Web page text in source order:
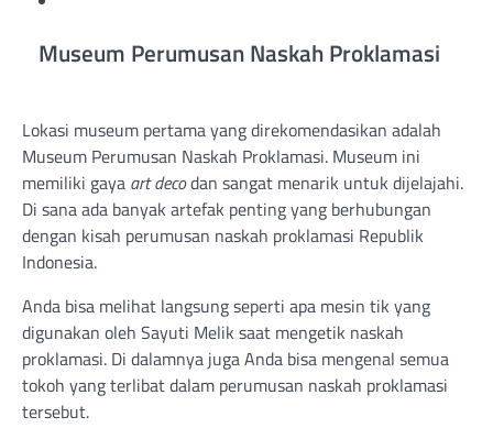
Museum Perumusan Naskah Proklamasi
Lokasi museum pertama yang direkomendasikan adalah
Museum Perumusan Naskah Proklamasi. Museum ini
memiliki gaya art decodan sangat menarik untuk dijelajahi.
Di sana ada banyak artefak penting yang berhubungan
dengan kisah perumusan naskah proklamasi Republik
Indonesia.
Anda bisa melihat langsung seperti apa mesin tik yang
digunakan oleh Sayuti Melik saat mengetik naskah
proklamasi. Di dalamnya juga Anda bisa mengenal semua
tokoh yang terlibat dalam perumusan naskah proklamasi
tersebut.